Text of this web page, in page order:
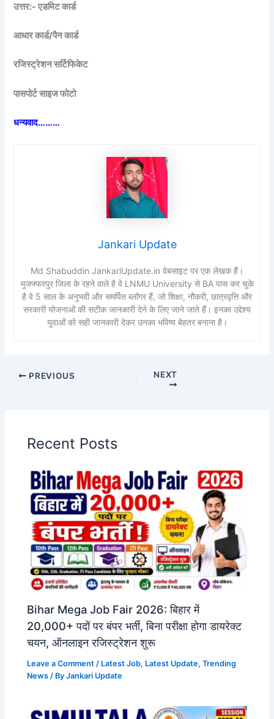
उत्तर:- एडमिट कार्ड
आधार कार्ड/पैन कार्ड
रजिस्ट्रेशन सर्टिफिकेट
पासपोर्ट साइज फोटो
धन्यवाद………
Jankari Update
Md Shabuddin JankariUpdate.in वेबसाइट पर एक लेखक हैं।
मुजफ्फरपुर जिला के रहने वाले है वे LNMU University से BA पास कर चुके
है वे 5 साल के अनुभवी और समर्पित ब्लॉगर हैं, जो शिक्षा, नौकरी, छात्रवृत्ति और
सरकारी योजनाओं की सटीक जानकारी देने के लिए जाने जाते हैं। इनका उद्देश्य
युवाओं को सही जानकारी देकर उनका भविष्य बेहतर बनाना है।
PREVIOUS NEXT
Recent Posts
Bihar Mega Job Fair 2026: बिहार में
20,000+ पदों पर बंपर भर्ती, बिना परीक्षा होगा डायरेक्ट
चयन, ऑनलाइन रजिस्ट्रेशन शुरू
Leave a Comment / Latest Job, Latest Update,Trending
News / ByJankari Update